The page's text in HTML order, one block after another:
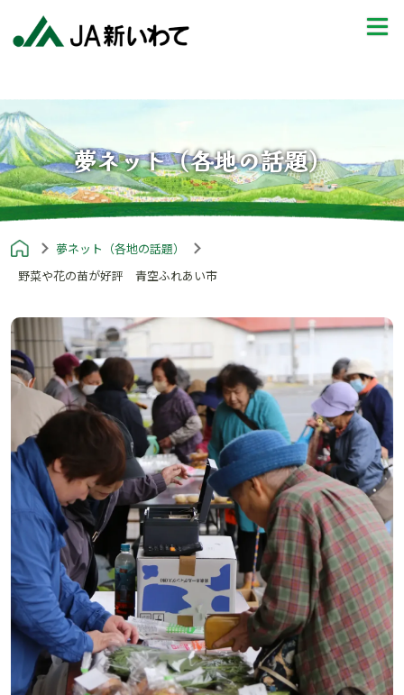
夢ネット（各地の話題）
夢ネット（各地の話題）
野菜や花の苗が好評 青空ふれあい市